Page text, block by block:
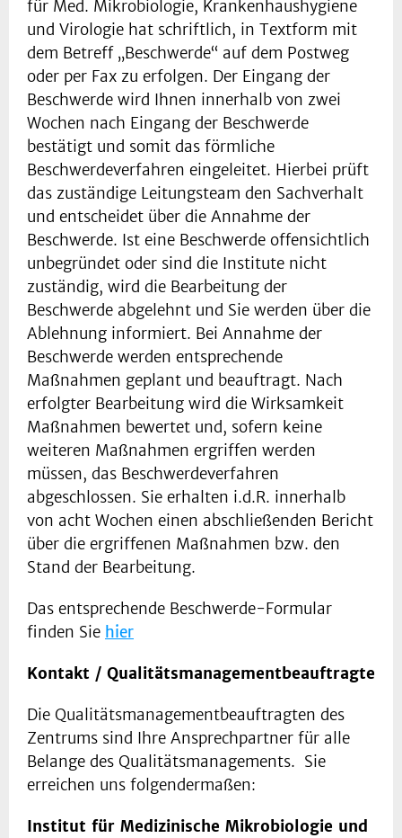
für Med. Mikrobiologie, Krankenhaushygiene
und Virologie hat schriftlich, in Textform mit
dem Betreff „Beschwerde“ auf dem Postweg
oder per Fax zu erfolgen. Der Eingang der
Beschwerde wird Ihnen innerhalb von zwei
Wochen nach Eingang der Beschwerde
bestätigt und somit das förmliche
Beschwerdeverfahren eingeleitet. Hierbei prüft
das zuständige Leitungsteam den Sachverhalt
und entscheidet über die Annahme der
Beschwerde. Ist eine Beschwerde offensichtlich
unbegründet oder sind die Institute nicht
zuständig, wird die Bearbeitung der
Beschwerde abgelehnt und Sie werden über die
Ablehnung informiert. Bei Annahme der
Beschwerde werden entsprechende
Maßnahmen geplant und beauftragt. Nach
erfolgter Bearbeitung wird die Wirksamkeit
Maßnahmen bewertet und, sofern keine
weiteren Maßnahmen ergriffen werden
müssen, das Beschwerdeverfahren
abgeschlossen. Sie erhalten i.d.R. innerhalb
von acht Wochen einen abschließenden Bericht
über die ergriffenen Maßnahmen bzw. den
Stand der Bearbeitung.
Das entsprechende Beschwerde-Formular
finden Sie hier
Kontakt / Qualitätsmanagementbeauftragte
Die Qualitätsmanagementbeauftragten des
Zentrums sind Ihre Ansprechpartner für alle
Belange des Qualitätsmanagements. Sie
erreichen uns folgendermaßen:
Institut für Medizinische Mikrobiologie und